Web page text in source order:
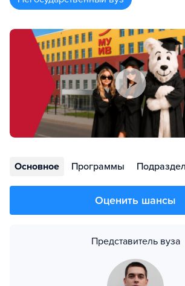
Основное Программы
Оценить шансы
Представитель вуза